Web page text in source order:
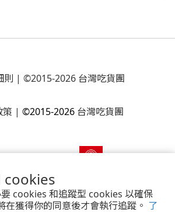
cookies
cookies 和追蹤型 cookies 以確保
在獲得你的同意後才會執行追蹤。 了
則 | ©2015-2026 台灣吃貨團
策 | ©2015-2026台灣吃貨團